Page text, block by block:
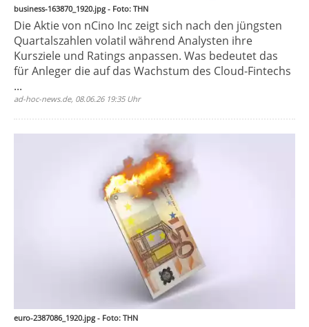
business-163870_1920.jpg - Foto: THN
Die Aktie von nCino Inc zeigt sich nach den jüngsten
Quartalszahlen volatil während Analysten ihre
Kursziele und Ratings anpassen. Was bedeutet das
für Anleger die auf das Wachstum des Cloud-Fintechs
...
ad-hoc-news.de, 08.06.26 19:35 Uhr
euro-2387086_1920.jpg - Foto: THN